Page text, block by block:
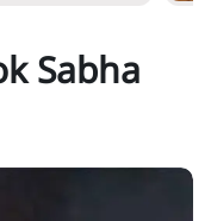
Sabha